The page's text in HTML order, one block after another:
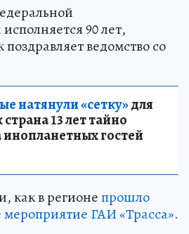
90 лет,
ведомство со
натянули «сетку»для
13 лет тайно
инопланетных гостей
как в регионепрошло
ГАИ «Трасса».